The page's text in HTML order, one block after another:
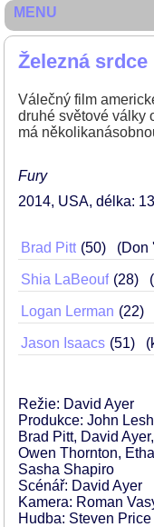
Železná srdce
Válečný film
druhé světové války
má
Fury
2014 USA délka:
Brad Pitt 50 (Don
Shia LaBeouf 28
Logan Lerman 22
Jason Isaacs 51
Režie: David Ayer
Produkce: John
Brad Pitt, David
Owen Thornton,
Sasha Shapiro
Scénář: David Ayer
Kamera: Roman
Hudba: Steven Price
MENU